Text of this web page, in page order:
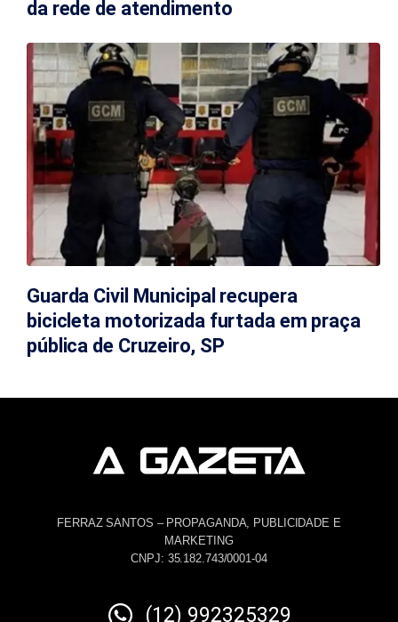
da rede de atendimento
Guarda Civil Municipal recupera
bicicleta motorizada furtada em praça
pública de Cruzeiro, SP
FERRAZ SANTOS – PROPAGANDA, PUBLICIDADE E
MARKETING
CNPJ: 35.182.743/0001-04
(12) 992325329